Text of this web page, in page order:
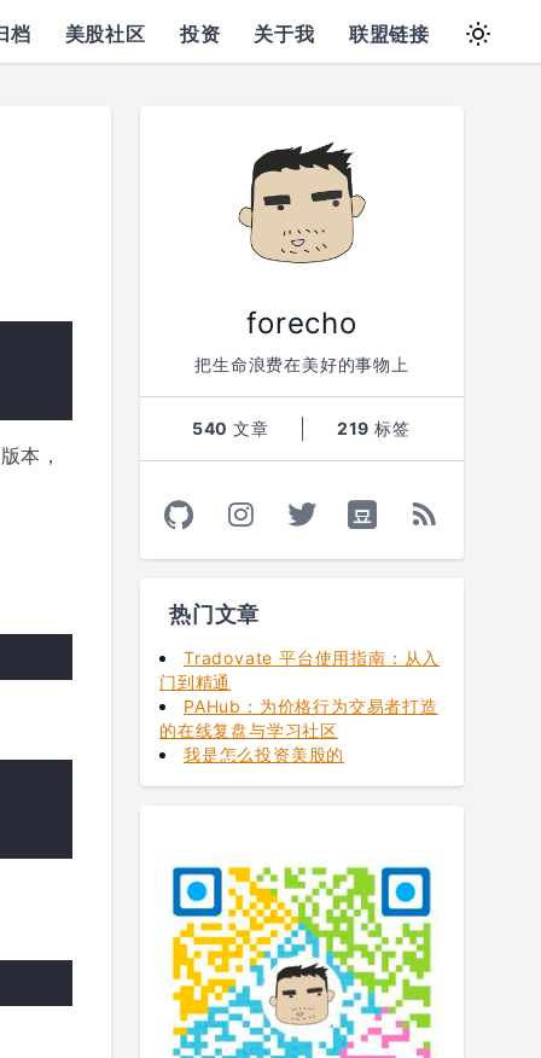
档 美股社区 投资 关于我 联盟链接
本，
forecho
把生命浪费在美好的事物上
540文章 219标签
热门文章
Tradovate 平台使用指南：从入
门到精通
PAHub：为价格行为交易者打造
的在线复盘与学习社区
我是怎么投资美股的